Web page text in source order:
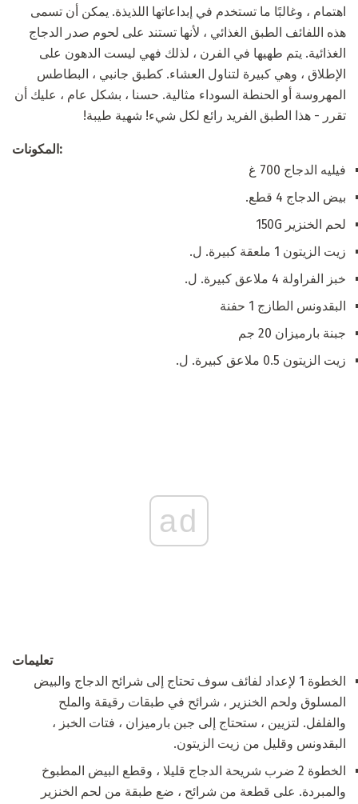
اهتمام ، وغالبًا ما تستخدم في إبداعاتها اللذيذة. يمكن أن تسمى
هذه اللفائف الطبق الغذائي ، لأنها تستند على لحوم صدر الدجاج
الغذائية. يتم طهيها في الفرن ، لذلك فهي ليست الدهون على
الإطلاق ، وهي كبيرة لتناول العشاء. كطبق جانبي ، البطاطس
المهروسة أو الحنطة السوداء مثالية. حسنا ، بشكل عام ، عليك أن
تقرر - هذا الطبق الفريد رائع لكل شيء! شهية طيبة!
المكونات:
فيليه الدجاج 700 غ
بيض الدجاج 4 قطع.
لحم الخنزير 150G
زيت الزيتون 1 ملعقة كبيرة. ل.
خبز الفراولة 4 ملاعق كبيرة. ل.
البقدونس الطازج 1 حفنة
جبنة بارميزان 20 جم
زيت الزيتون 0.5 ملاعق كبيرة. ل.
ad
تعليمات
الخطوة 1 لإعداد لفائف سوف تحتاج إلى شرائح الدجاج والبيض
المسلوق ولحم الخنزير ، شرائح في طبقات رقيقة والملح
والفلفل. لتزيين ، ستحتاج إلى جبن بارميزان ، فتات الخبز ،
البقدونس وقليل من زيت الزيتون.
الخطوة 2 ضرب شريحة الدجاج قليلا ، وقطع البيض المطبوخ
والمبردة. على قطعة من شرائح ، ضع طبقة من لحم الخنزير